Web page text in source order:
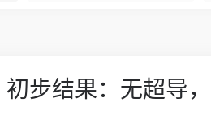
步结果：无超导